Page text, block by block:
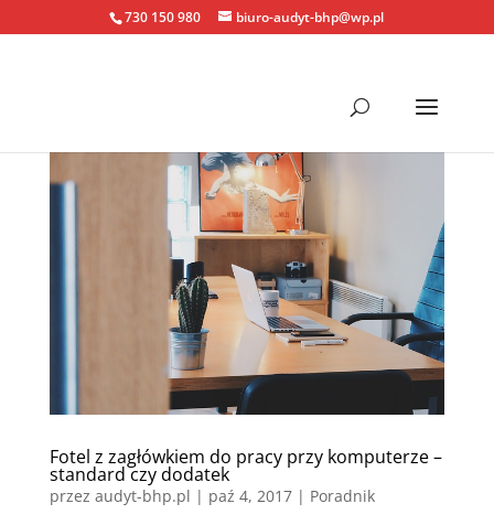
730 150 980 biuro-audyt-bhp@wp.pl
Fotel z zagłówkiem do pracy przy komputerze –
standard czy dodatek
przez audyt-bhp.pl | paź 4, 2017| Poradnik